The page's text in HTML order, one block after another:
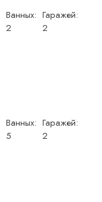
Ванных:
2
Гаражей:
2
Ванных:
5
Гаражей:
2